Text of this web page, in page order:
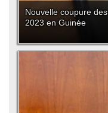
Nouvelle coupure
2023 en Guinée